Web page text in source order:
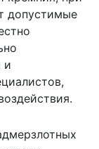
допустимые
и